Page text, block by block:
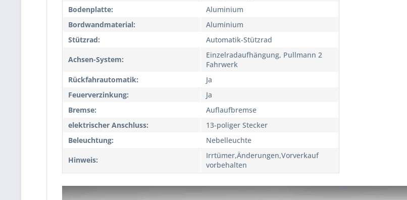
Bodenplatte:
Aluminium
Bordwandmaterial:
Aluminium
Stützrad:
Automatik-Stützrad
Achsen-System:
Einzelradaufhängung, Pullmann 2
Fahrwerk
Rückfahrautomatik:
Ja
Feuerverzinkung:
Ja
Bremse:
Auflaufbremse
elektrischer Anschluss:
13-poliger Stecker
Beleuchtung:
Nebelleuchte
Hinweis:
Irrtümer,Änderungen,Vorverkauf
vorbehalten